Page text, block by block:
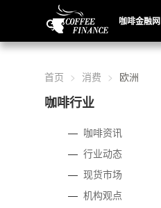
咖啡金融网
首页 消费 欧洲
咖啡行业
— 咖啡资讯
—行业动态
—现货市场
—机构观点